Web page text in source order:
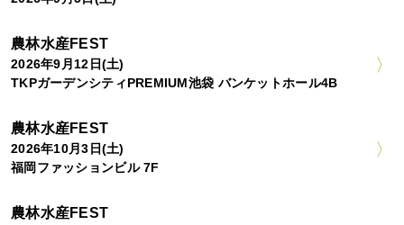
農林水産FEST
2026年9月12日(土)
TKPガーデンシティPREMIUM池袋 バンケットホール4B
農林水産FEST
2026年10月3日(土)
福岡ファッションビル 7F
農林水産FEST